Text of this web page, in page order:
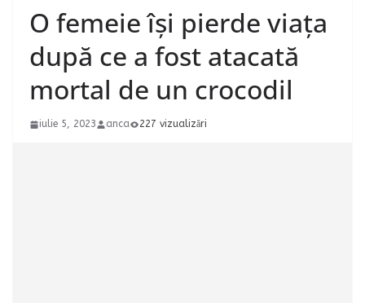
O femeie își pierde viața
după ce a fost atacată
mortal de un crocodil
iulie 5, 2023 anca 227 vizualizări